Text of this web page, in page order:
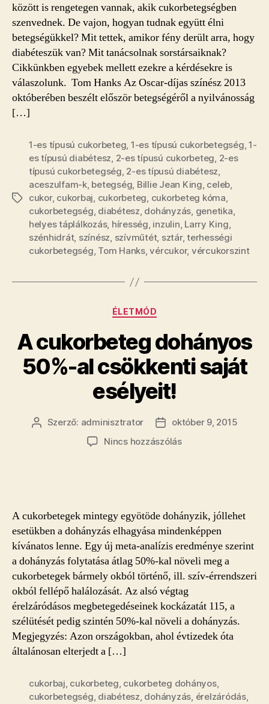
között is rengetegen vannak, akik cukorbetegségben
szenvednek. De vajon, hogyan tudnak együtt élni
betegségükkel? Mit tettek, amikor fény derült arra, hogy
diabéteszük van? Mit tanácsolnak sorstársaiknak?
Cikkünkben egyebek mellett ezekre a kérdésekre is
válaszolunk. Tom Hanks Az Oscar-díjas színész 2013
októberében beszélt először betegségéről a nyilvánosság
[…]
Címkék
1-es típusú cukorbeteg, 1-es típusú cukorbetegség,1-
es típusú diabétesz, 2-es típusú cukorbeteg, 2-es
típusú cukorbetegség, 2-es típusú diabétesz,
aceszulfam-k, betegség, Billie Jean King, celeb,
cukor, cukorbaj, cukorbeteg, cukorbeteg kóma,
cukorbetegség, diabétesz, dohányzás, genetika,
helyes táplálkozás, híresség, inzulin, Larry King,
szénhidrát, színész, szívműtét, sztár,terhességi
cukorbetegség, Tom Hanks,vércukor, vércukorszint
Kategóriák
ÉLETMÓD
A cukorbeteg dohányos
50%-al csökkenti saját
esélyeit!
Bejegyzés
Szerző: adminisztrator
Bejegyzés
dátuma
október 9, 2015
Nincs hozzászólása(z)
csökkenti
saját
esélyeit!
bejegyzéshez
A cukorbetegek mintegy egyötöde dohányzik, jóllehet
esetükben a dohányzás elhagyása mindenképpen
kívánatos lenne. Egy új meta-analízis eredménye szerint
a dohányzás folytatása átlag 50%-kal növeli meg a
cukorbetegek bármely okból történő, ill. szív-érrendszeri
okból fellépő halálozását. Az alsó végtag
érelzáródásos megbetegedéseinek kockázatát 115, a
szélütését pedig szintén 50%-kal növeli a dohányzás.
Megjegyzés: Azon országokban, ahol évtizedek óta
általánosan elterjedt a […]
cukorbaj cukorbeteg cukorbeteg dohányos,
cukorbetegség diabétesz dohányzás érelzáródás,